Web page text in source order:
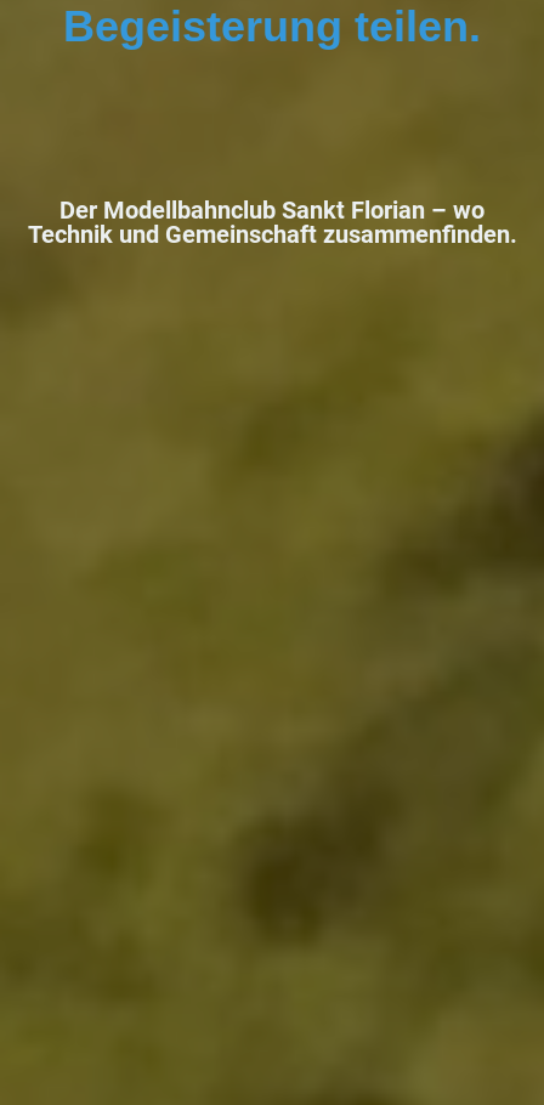
Begeisterung teilen.
Der Modellbahnclub Sankt Florian – wo
Technik und Gemeinschaft zusammenfinden.